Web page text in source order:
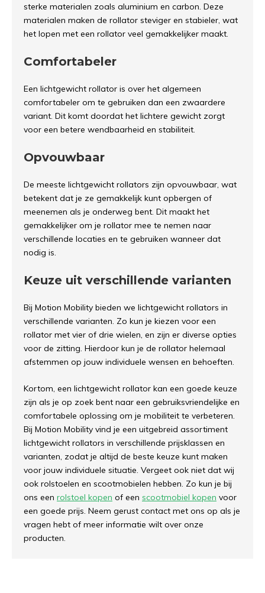
sterke materialen zoals aluminium en carbon. Deze
materialen maken de rollator steviger en stabieler, wat
het lopen met een rollator veel gemakkelijker maakt.
Comfortabeler
Een lichtgewicht rollator is over het algemeen
comfortabeler om te gebruiken dan een zwaardere
variant. Dit komt doordat het lichtere gewicht zorgt
voor een betere wendbaarheid en stabiliteit.
Opvouwbaar
De meeste lichtgewicht rollators zijn opvouwbaar, wat
betekent dat je ze gemakkelijk kunt opbergen of
meenemen als je onderweg bent. Dit maakt het
gemakkelijker om je rollator mee te nemen naar
verschillende locaties en te gebruiken wanneer dat
nodig is.
Keuze uit verschillende varianten
Bij Motion Mobility bieden we lichtgewicht rollators in
verschillende varianten. Zo kun je kiezen voor een
rollator met vier of drie wielen, en zijn er diverse opties
voor de zitting. Hierdoor kun je de rollator helemaal
afstemmen op jouw individuele wensen en behoeften.
Kortom, een lichtgewicht rollator kan een goede keuze
zijn als je op zoek bent naar een gebruiksvriendelijke en
comfortabele oplossing om je mobiliteit te verbeteren.
Bij Motion Mobility vind je een uitgebreid assortiment
lichtgewicht rollators in verschillende prijsklassen en
varianten, zodat je altijd de beste keuze kunt maken
voor jouw individuele situatie. Vergeet ook niet dat wij
ook rolstoelen en scootmobielen hebben. Zo kun je bij
ons een rolstoel kopen of een scootmobiel kopen voor
een goede prijs. Neem gerust contact met ons op als je
vragen hebt of meer informatie wilt over onze
producten.